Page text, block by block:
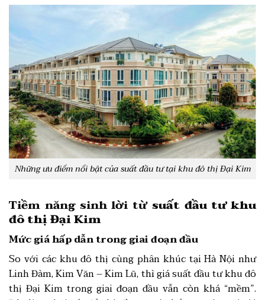
Những ưu điểm nổi bật của suất đầu tư tại khu đô thị Đại Kim
Tiềm năng sinh lời từ suất đầu tư khu
đô thị Đại Kim
Mức giá hấp dẫn trong giai đoạn đầu
So với các khu đô thị cùng phân khúc tại Hà Nội như
Linh Đàm, Kim Văn – Kim Lũ, thì giá suất đầu tư khu đô
thị Đại Kim trong giai đoạn đầu vẫn còn khá “mềm”.